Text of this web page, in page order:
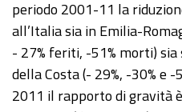
periodo 2001-11 la
all’Italia sia in Emilia-
- 27% feriti, -51% morti)
della Costa (- 29%, -30% e
2011 il rapporto di gravità